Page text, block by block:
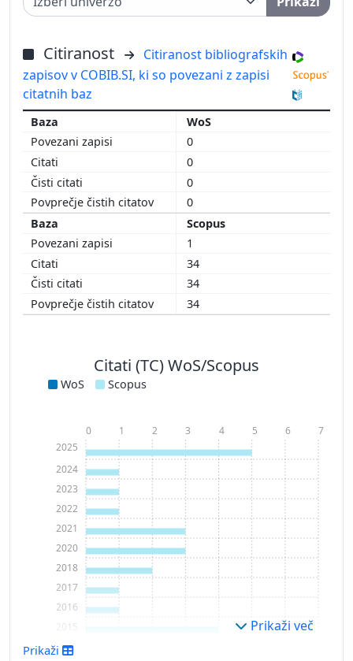
Citiranost
Citiranost bibliografskih
zapisov v COBIB.SI, ki so povezani z zapisi
citatnih baz
WoS
0
0
0
0
Scopus
1
34
34
34
Citati (TC) WoS/Scopus
WoS Scopus
2013
2016
2017
2018
2020
2021
2022
2023
2024
2025
0 1 2 3 4 5 6 7
Prikaži več
Prikaži